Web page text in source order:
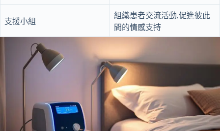
支援小組
組織患者交流活動,促進彼此
間的情感支持